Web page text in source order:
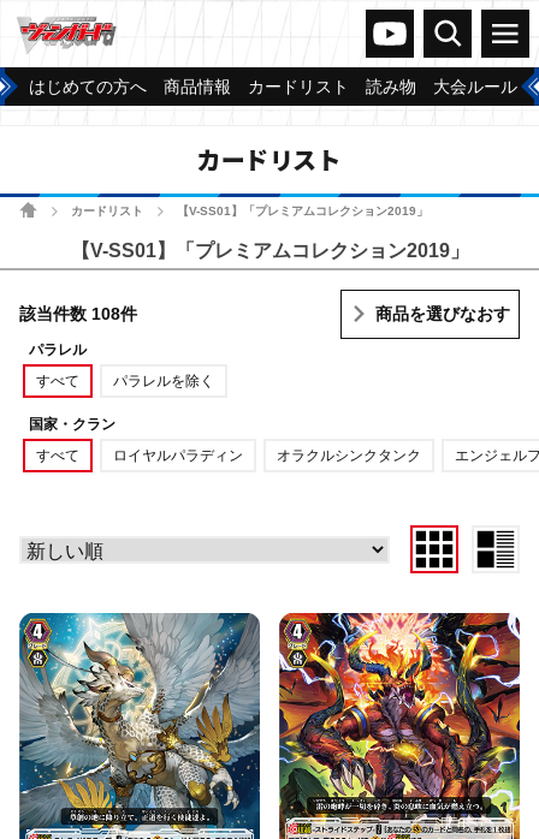
ヴァンガードch
検索 メニュー
はじめての方へ 商品情報 カードリスト 読み物 大会ルール
カードリスト
ホームカードリスト 【V-SS01】「プレミアムコレクション2019」
【V-SS01】「プレミアムコレクション2019」
該当件数 108件 商品を選びなおす
パラレル
すべて
パラレルを除く
国家・クラン
すべて
ロイヤルパラディン オラクルシンクタンク エンジェル